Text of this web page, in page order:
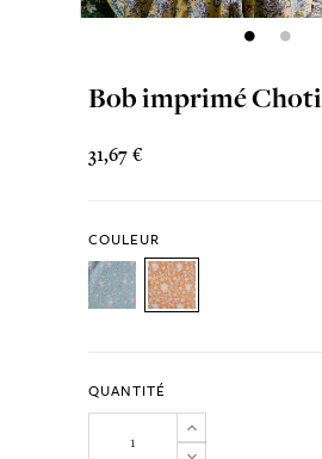
Bob imprimé Choti
31,67 €
COULEUR
QUANTITÉ